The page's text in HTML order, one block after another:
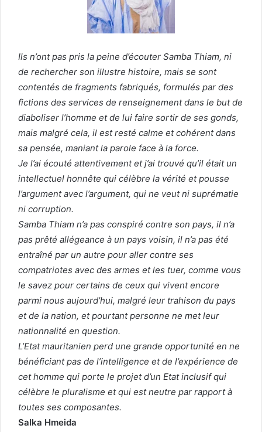
Ils n’ont pas pris la peine d’écouter Samba Thiam, ni
de rechercher son illustre histoire, mais se sont
contentés de fragments fabriqués, formulés par des
fictions des services de renseignement dans le but de
diaboliser l’homme et de lui faire sortir de ses gonds,
mais malgré cela, il est resté calme et cohérent dans
sa pensée, maniant la parole face à la force.
Je l’ai écouté attentivement et j’ai trouvé qu’il était un
intellectuel honnête qui célèbre la vérité et pousse
l’argument avec l’argument, qui ne veut ni suprématie
ni corruption.
Samba Thiam n’a pas conspiré contre son pays, il n’a
pas prêté allégeance à un pays voisin, il n’a pas été
entraîné par un autre pour aller contre ses
compatriotes avec des armes et les tuer, comme vous
le savez pour certains de ceux qui vivent encore
parmi nous aujourd’hui, malgré leur trahison du pays
et de la nation, et pourtant personne ne met leur
nationnalité en question.
L’Etat mauritanien perd une grande opportunité en ne
bénéficiant pas de l’intelligence et de l’expérience de
cet homme qui porte le projet d’un Etat inclusif qui
célèbre le pluralisme et qui est neutre par rapport à
toutes ses composantes.
Salka Hmeida